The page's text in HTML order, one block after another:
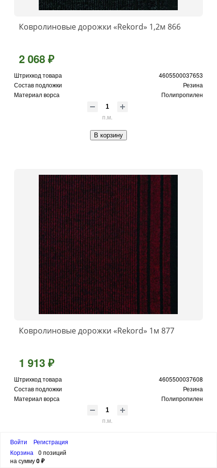
Ковролиновые дорожки «Rekord» 1,2м 866
2 068 ₽
Штрихкод товара
4605500037653
Состав подложки
Резина
Материал ворса
Полипропилен
п.м.
В корзину
Ковролиновые дорожки «Rekord» 1м 877
1 913 ₽
Штрихкод товара
4605500037608
Состав подложки
Резина
Материал ворса
Полипропилен
п.м.
Войти
Регистрация
Корзина
0 позиций
на сумму0 ₽